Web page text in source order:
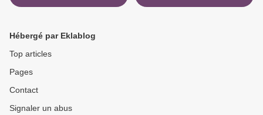
Dame des Landes >
Hébergé par Eklablog
Top articles
Pages
Contact
Signaler un abus